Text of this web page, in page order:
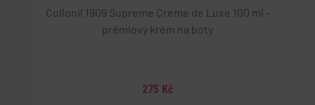
Collonil 1909 Supreme Creme de Luxe 100 ml -
prémiový krém na boty
275 Kč